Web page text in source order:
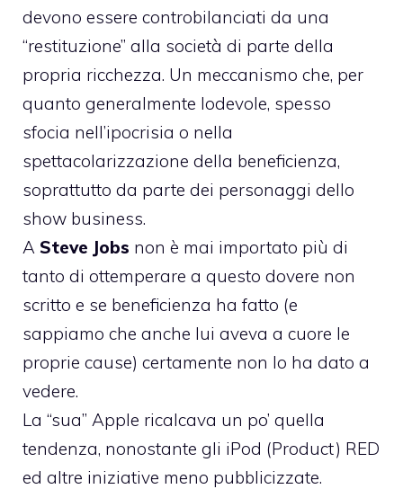
devono essere controbilanciati da una
“restituzione” alla società di parte della
propria ricchezza. Un meccanismo che, per
quanto generalmente lodevole, spesso
sfocia nell’ipocrisia o nella
spettacolarizzazione della beneficienza,
soprattutto da parte dei personaggi dello
show business.
A Steve Jobs non è mai importato più di
tanto di ottemperare a questo dovere non
scritto e se beneficienza ha fatto (e
sappiamo che anche lui aveva a cuore le
proprie cause) certamente non lo ha dato a
vedere.
La “sua” Apple ricalcava un po’ quella
tendenza, nonostante gli iPod (Product) RED
ed altre iniziative meno pubblicizzate.